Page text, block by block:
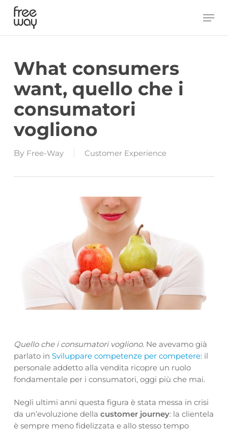
Skip
main
What consumers
want, quello che i
consumatori
vogliono
By Free-Way Customer Experience
Quello che i consumatori vogliono.Ne avevamo già
parlato in Sviluppare competenze per competere: il
personale addetto alla vendita ricopre un ruolo
fondamentale per i consumatori, oggi più che mai.
Negli ultimi anni questa figura è stata messa in crisi
da un’evoluzione della customer journey: la clientela
è sempre meno fidelizzata e allo stesso tempo